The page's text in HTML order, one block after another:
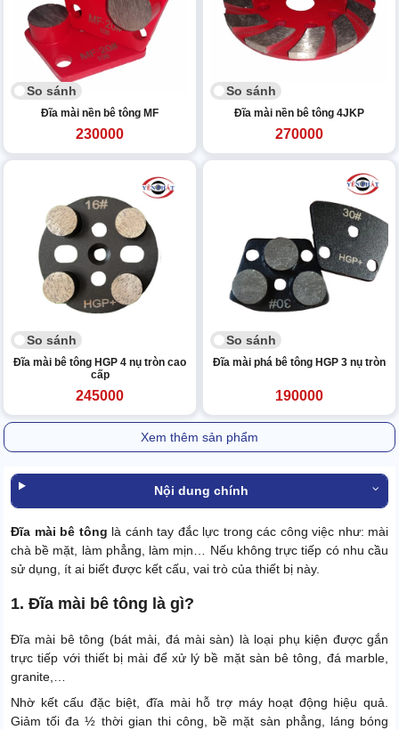
So sánh
Đĩa mài nền bê tông MF
230000
So sánh
Đĩa mài nền bê tông 4JKP
270000
So sánh
Đĩa mài bê tông HGP 4 nụ tròn cao
cấp
245000
So sánh
Đĩa mài phá bê tông HGP 3 nụ tròn
190000
Xem thêm sản phẩm
Nội dung chính
Đĩa mài bê tông là cánh tay đắc lực trong các công việc như: mài
chà bề mặt, làm phẳng, làm mịn… Nếu không trực tiếp có nhu cầu
sử dụng, ít ai biết được kết cấu, vai trò của thiết bị này.
1. Đĩa mài bê tông là gì?
Đĩa mài bê tông (bát mài, đá mài sàn) là loại phụ kiện được gắn
trực tiếp với thiết bị mài để xử lý bề mặt sàn bê tông, đá marble,
granite,…
Nhờ kết cấu đặc biệt, đĩa mài hỗ trợ máy hoạt động hiệu quả.
Giảm tối đa ½ thời gian thi công, bề mặt sàn phẳng, láng bóng